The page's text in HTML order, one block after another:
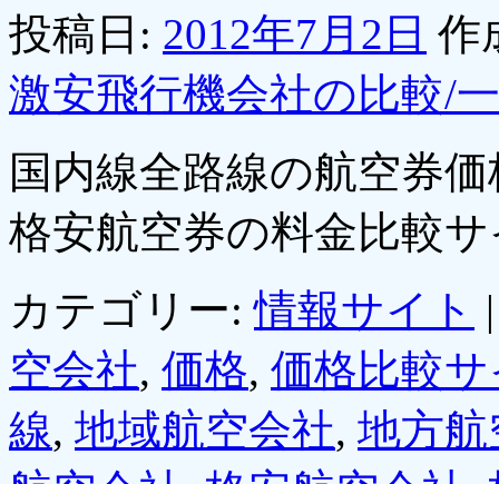
投稿日: 2012年7月2日 作
激安飛行機会社の比較/
国内線全路線の航空券
格安航空券の料金比較
カテゴリー: 情報サイト |
空会社, 価格, 価格比較
線, 地域航空会社, 地方